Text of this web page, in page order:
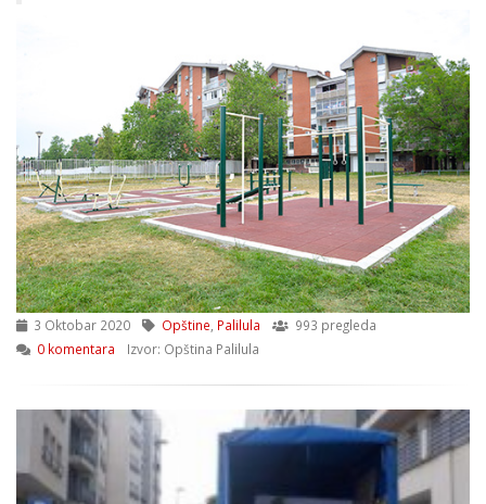
3 Oktobar 2020 Opštine Palilula
993 pregleda
0 komentara
Izvor: Opština Palilula